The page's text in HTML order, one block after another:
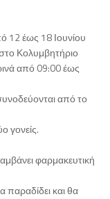
12 έως 18 Ιουνίου
Κολυμβητήριο
από 09:00 έως
από το
γονείς.
φαρμακευτική
και θα